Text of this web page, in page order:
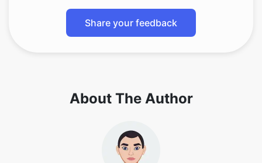
Share your feedback
About The Author